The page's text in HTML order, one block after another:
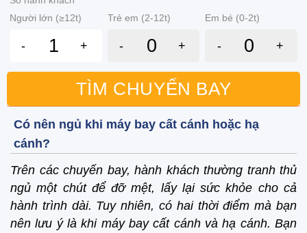
Người lớn (≥12t)
Trẻ em (2-12t) Em bé (0-2t)
- + - + - +
TÌM CHUYẾN BAY
Có nên ngủ khi máy bay cất cánh hoặc hạ
cánh?
Trên các chuyến bay, hành khách thường tranh thủ
ngủ một chút để đỡ mệt, lấy lại sức khỏe cho cả
hành trình dài. Tuy nhiên, có hai thời điểm mà bạn
nên lưu ý là khi máy bay cất cánh và hạ cánh. Bạn